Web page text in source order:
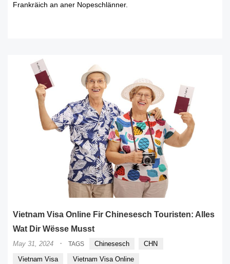
Frankräich an aner Nopeschlänner.
Vietnam Visa Online Fir Chinesesch Touristen: Alles
Wat Dir Wësse Musst
May 31, 2024 · TAGS Chinesesch
CHN
Vietnam Visa
Vietnam Visa Online